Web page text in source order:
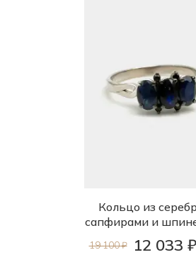
Кольцо из
сапфирами и
19 100 ₽ 12 033 ₽